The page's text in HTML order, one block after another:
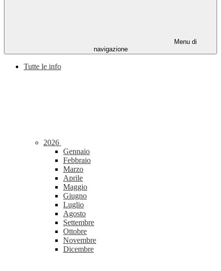
Menu di
navigazione
Tutte le info
2026
Gennaio
Febbraio
Marzo
Aprile
Maggio
Giugno
Luglio
Agosto
Settembre
Ottobre
Novembre
Dicembre